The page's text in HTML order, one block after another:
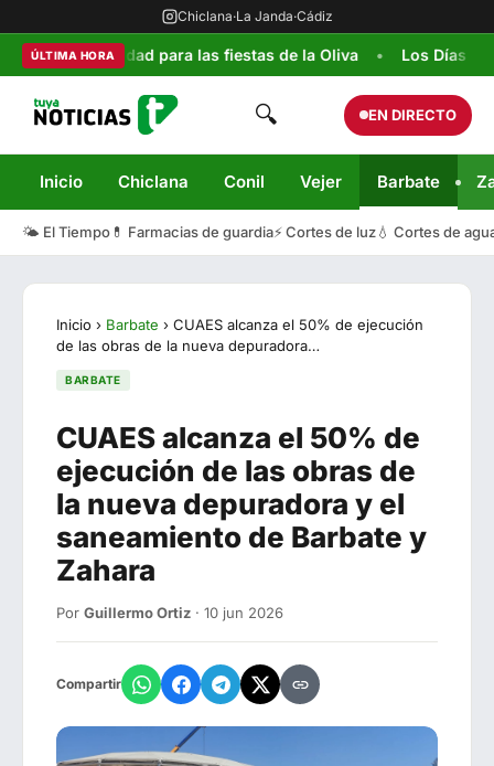
Chiclana·La Janda·Cádiz
ÚLTIMA HORApara las fiestas de la Oliva Los Días de la
🔍 EN DIRECTO
Inicio Chiclana Conil Vejer Barbate
🌤️ El Tiempo 💊 Farmacias de guardia⚡ Cortes de luz💧 Cortes de
Inicio › Barbate › CUAES alcanza el 50% de ejecución
de las obras de la nueva depuradora…
BARBATE
CUAES alcanza el 50% de
ejecución de las obras de
la nueva depuradora y el
saneamiento de Barbate y
Zahara
Por Guillermo Ortiz · 10 jun 2026
Compartir